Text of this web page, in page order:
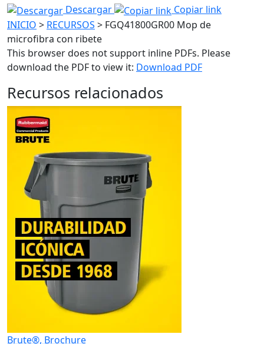
Descargar
Copiar link
INICIO > RECURSOS > FGQ41800GR00 Mop de
microfibra con ribete
This browser does not support inline PDFs. Please
download the PDF to view it: Download PDF
Recursos relacionados
Brute®, Brochure